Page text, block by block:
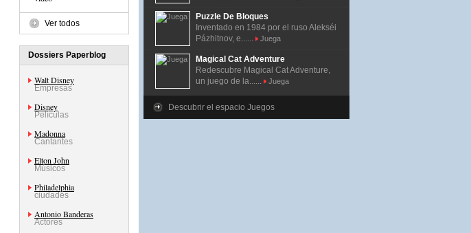
Ver todos
Dossiers Paperblog
Walt Disney
Empresas
Disney
Películas
Madonna
Cantantes
Elton John
Músicos
Philadelphia
ciudades
Antonio Banderas
Actores
Puzzle De Bloques
Inventado en 1984 por el ruso Alekséi
Pázhitnov, e......
Juega
Magical Cat Adventure
Redescubre Magical Cat Adventure,
un juego de la......
Juega
Descubrir el espacio Juegos